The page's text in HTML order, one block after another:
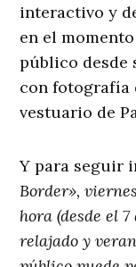
interactivo y
en el
público desde
con fotografía
vestuario de
Y para seguir
Border»,
hora (desde el
relajado y